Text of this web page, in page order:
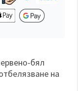
бял
на